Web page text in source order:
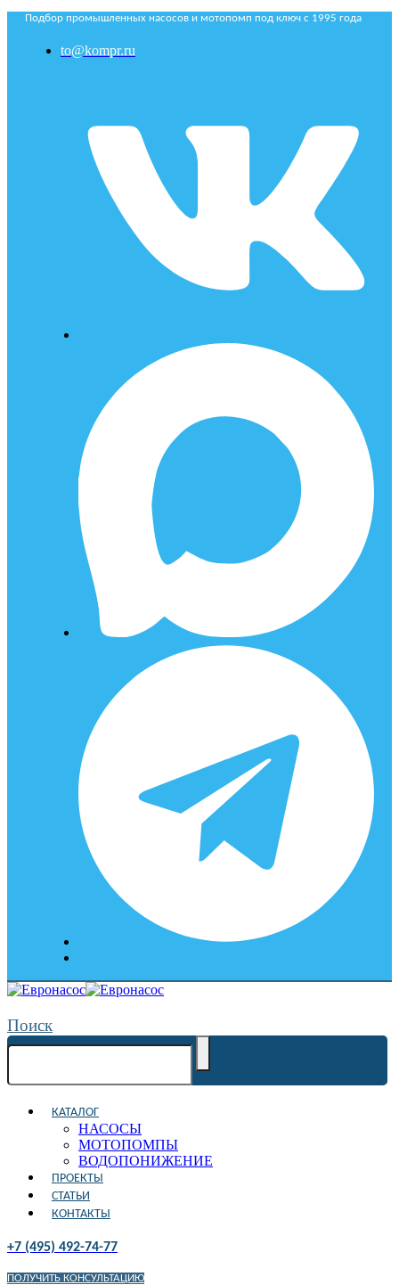
Подбор промышленных насосов и мотопомп под ключ с 1995 года
to@kompr.ru
Поиск
КАТАЛОГ
НАСОСЫ
МОТОПОМПЫ
ВОДОПОНИЖЕНИЕ
ПРОЕКТЫ
СТАТЬИ
КОНТАКТЫ
+7 (495) 492-74-77
ПОЛУЧИТЬ КОНСУЛЬТАЦИЮ